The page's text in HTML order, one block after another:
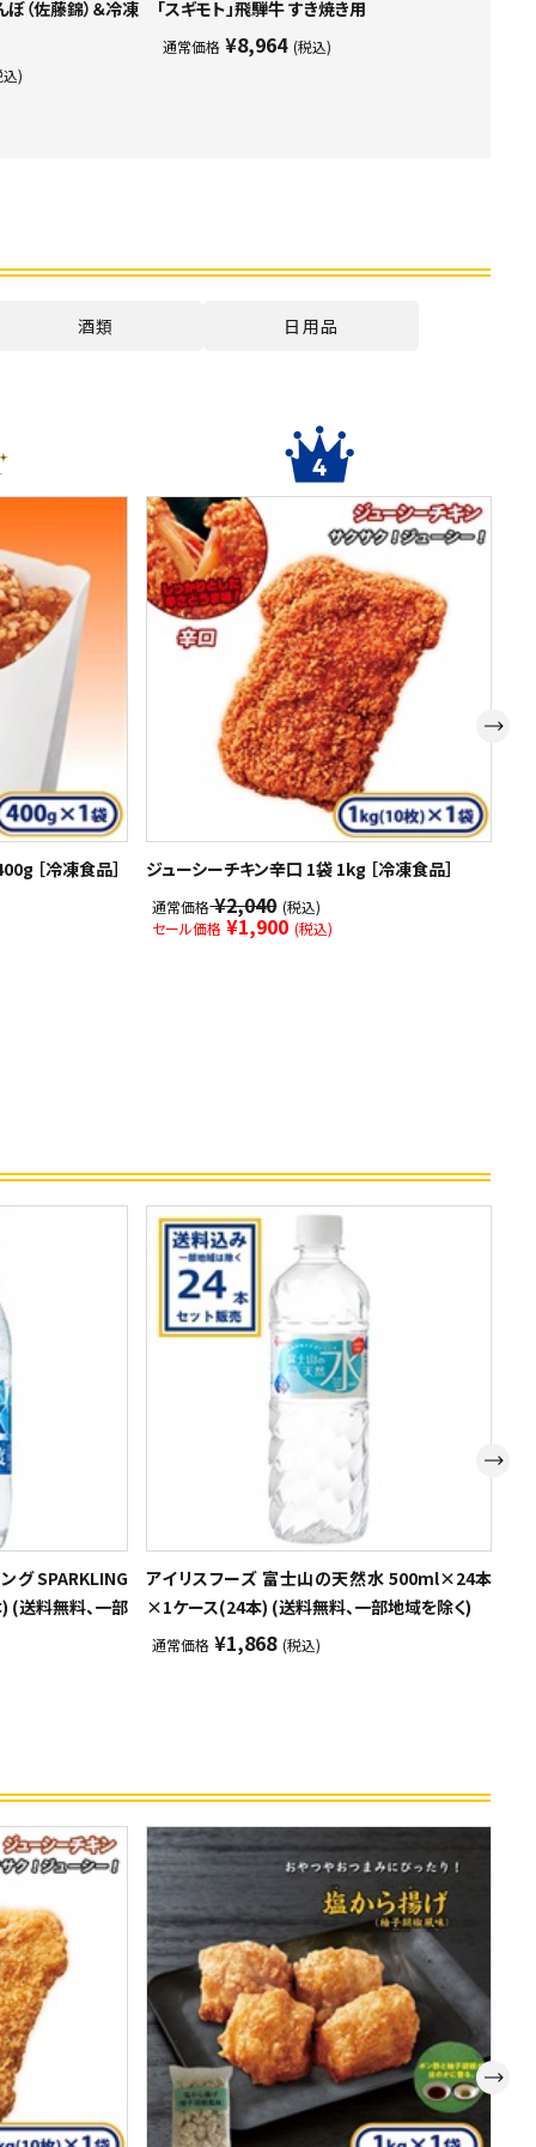
（佐藤錦）＆冷凍
)
「スギモト」飛騨牛 すき焼き用
通常価格¥8,964 (税込)
酒類 日用品
［冷凍食品］ ジューシーチキン辛口 1袋 1kg ［冷凍食品］
通常価格¥2,040 (税込)
セール価格 ¥1,900 (税込)
グ SPARKLING
料無料、一部
アイリスフーズ 富士山の天然水 500ml×24本
×1ケース(24本) (送料無料、一部地域を除く)
通常価格 ¥1,868 (税込)